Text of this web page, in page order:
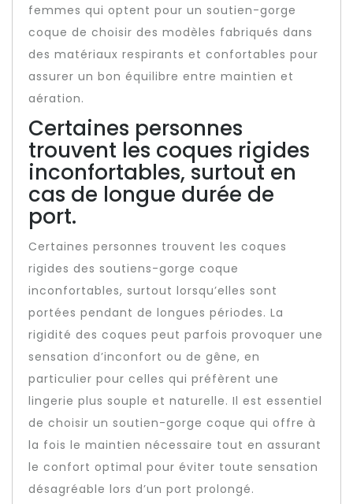
femmes qui optent pour un soutien-gorge
coque de choisir des modèles fabriqués dans
des matériaux respirants et confortables pour
assurer un bon équilibre entre maintien et
aération.
Certaines personnes
trouvent les coques rigides
inconfortables, surtout en
cas de longue durée de
port.
Certaines personnes trouvent les coques
rigides des soutiens-gorge coque
inconfortables, surtout lorsqu’elles sont
portées pendant de longues périodes. La
rigidité des coques peut parfois provoquer une
sensation d’inconfort ou de gêne, en
particulier pour celles qui préfèrent une
lingerie plus souple et naturelle. Il est essentiel
de choisir un soutien-gorge coque qui offre à
la fois le maintien nécessaire tout en assurant
le confort optimal pour éviter toute sensation
désagréable lors d’un port prolongé.